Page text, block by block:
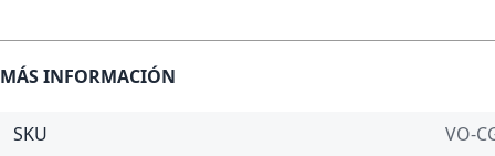
MÁS INFORMACIÓN
SKU
VO-